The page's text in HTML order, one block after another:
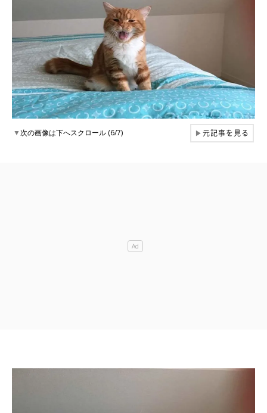
▼次の画像は下へスクロール (6/7) ▶元記事を見る